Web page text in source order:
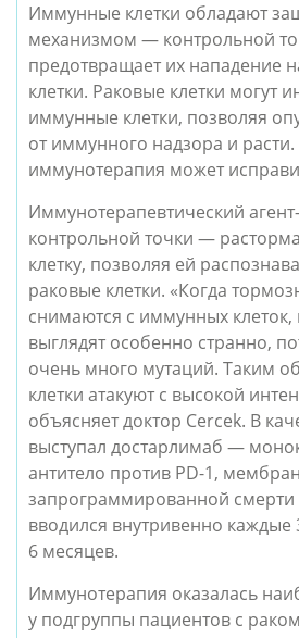
Иммунные клетки обладают
механизмом — контрольной
предотвращает их нападение
клетки. Раковые клетки могут
иммунные клетки, позволяя
от иммунного надзора и
иммунотерапия может
Иммунотерапевтический
контрольной точки —
клетку, позволяя ей
раковые клетки. «Когда
снимаются с иммунных клеток,
выглядят особенно странно,
очень много мутаций. Таким
клетки атакуют с высокой
объясняет доктор Cercek. В
выступал достарлимаб —
антитело против PD-1,
запрограммированной смерти
вводился внутривенно каждые
6 месяцев.
Иммунотерапия оказалась
у подгруппы пациентов с